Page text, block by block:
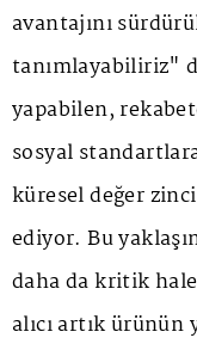
avantajını
tanımlayabiliriz"
yapabilen,
sosyal
küresel değer
ediyor. Bu
daha da kritik
alıcı artık